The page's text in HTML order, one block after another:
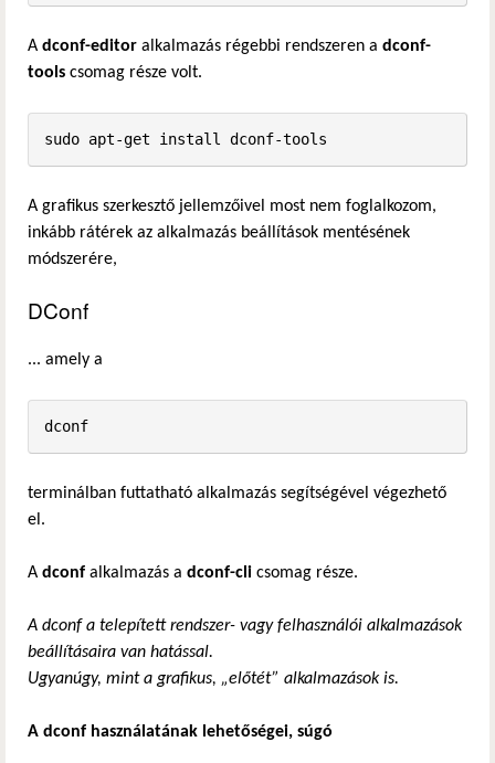
A dconf-editor alkalmazás régebbi rendszeren a dconf-
tools csomag része volt.
sudo apt-get install dconf-tools
A grafikus szerkesztő jellemzőivel most nem foglalkozom,
inkább rátérek az alkalmazás beállítások mentésének
módszerére,
DConf
... amely a
dconf
terminálban futtatható alkalmazás segítségével végezhető
el.
A dconf alkalmazás a dconf-cli csomag része.
A dconf a telepített rendszer- vagy felhasználói alkalmazások
beállításaira van hatással.
Ugyanúgy, mint a grafikus, „előtét” alkalmazások is.
A dconf használatának lehetőségei, súgó